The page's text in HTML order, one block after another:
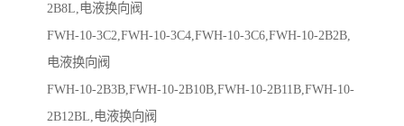
2B8L,电液换向阀
FWH-10-3C2,FWH-10-3C4,FWH-10-3C6,FWH-10-2B2B,
电液换向阀
FWH-10-2B3B,FWH-10-2B10B,FWH-10-2B11B,FWH-10-
2B12BL,电液换向阀